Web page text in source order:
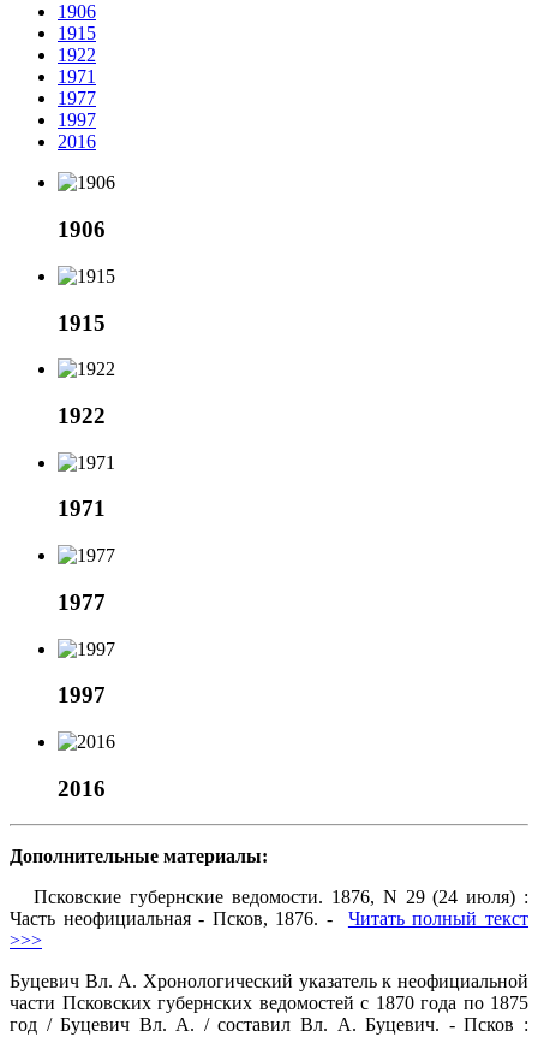
1906
1915
1922
1971
1977
1997
2016
1906
1915
1922
1971
1977
1997
2016
Дополнительные материалы:
Псковские губернские ведомости. 1876, N 29 (24 июля) :
Часть неофициальная - Псков, 1876. - Читать полный текст
>>>
Буцевич Вл. А. Хронологический указатель к неофициальной
части Псковских губернских ведомостей с 1870 года по 1875
год / Буцевич Вл. А. / составил Вл. А. Буцевич. - Псков :